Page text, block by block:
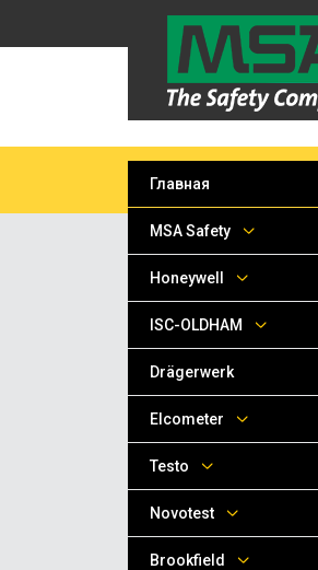
Главная
MSA Safety
Honeywell
ISC-OLDHAM
Drägerwerk
Elcometer
Testo
Novotest
Brookfield